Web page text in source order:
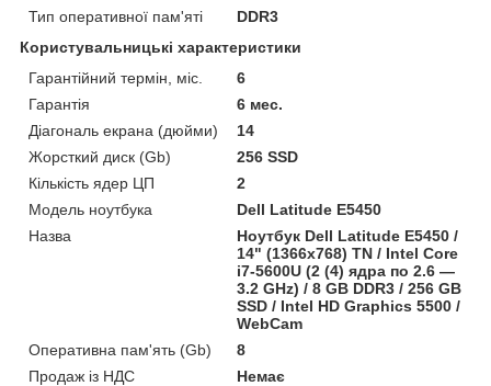
Тип оперативної пам'яті
DDR3
Користувальницькі характеристики
Гарантійний термін, міс.
6
Гарантія
6 мес.
Діагональ екрана (дюйми)
14
Жорсткий диск (Gb)
256 SSD
Кількість ядер ЦП
2
Модель ноутбука
Dell Latitude E5450
Назва
Ноутбук Dell Latitude E5450 /
14" (1366x768) TN / Intel Core
i7-5600U (2 (4) ядра по 2.6 —
3.2 GHz) / 8 GB DDR3 / 256 GB
SSD / Intel HD Graphics 5500 /
WebCam
Оперативна пам'ять (Gb)
8
Продаж із НДС
Немає